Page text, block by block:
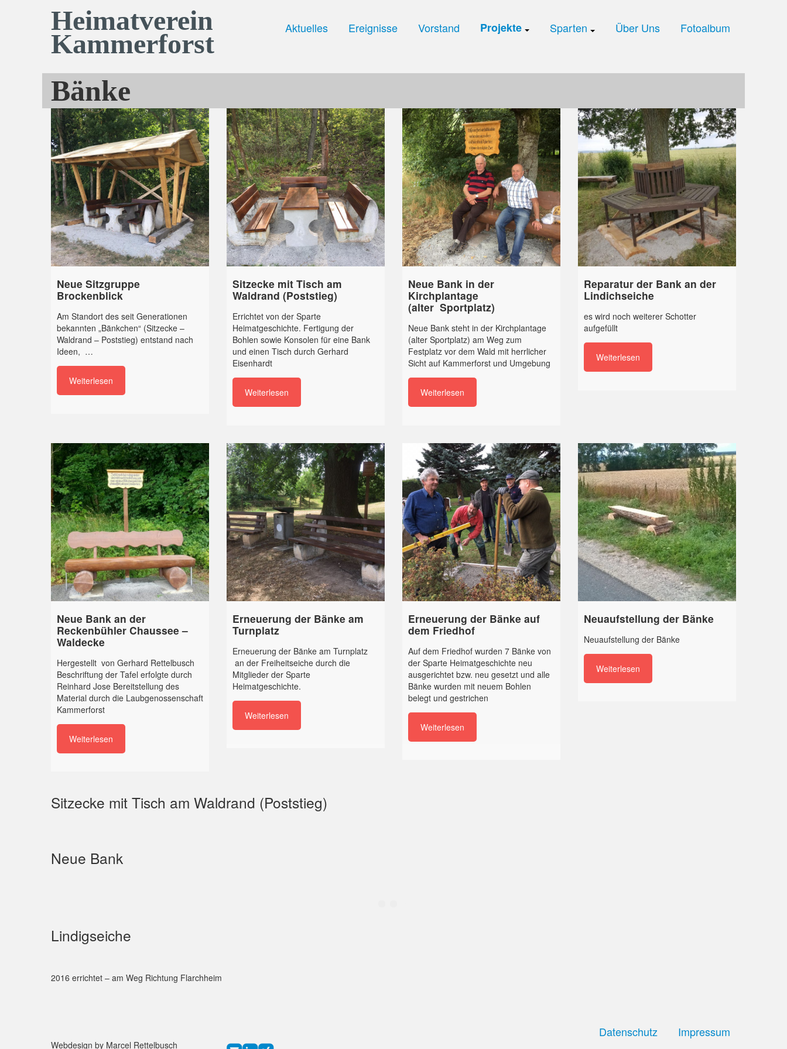
Heimatverein
Kammerforst
Aktuelles Ereignisse Vorstand Projekte Sparten Über Uns Fotoalbum
Bänke
Neue Sitzgruppe
Brockenblick
Am Standort des seit Generationen
bekannten „Bänkchen“ (Sitzecke –
Waldrand – Poststieg) entstand nach
Ideen, …
Weiterlesen
Sitzecke mit Tisch am
Waldrand (Poststieg)
Errichtet von der Sparte
Heimatgeschichte. Fertigung der
Bohlen sowie Konsolen für eine Bank
und einen Tisch durch Gerhard
Eisenhardt
Weiterlesen
Neue Bank in der
Kirchplantage
(alter Sportplatz)
Neue Bank steht in der Kirchplantage
(alter Sportplatz) am Weg zum
Festplatz vor dem Wald mit herrlicher
Sicht auf Kammerforst und Umgebung
Weiterlesen
Reparatur der Bank an der
Lindichseiche
es wird noch weiterer Schotter
aufgefüllt
Weiterlesen
Neue Bank an der
Reckenbühler Chaussee –
Waldecke
Hergestellt von Gerhard Rettelbusch
Beschriftung der Tafel erfolgte durch
Reinhard Jose Bereitstellung des
Material durch die Laubgenossenschaft
Kammerforst
Weiterlesen
Erneuerung der Bänke am
Turnplatz
Erneuerung der Bänke am Turnplatz
an der Freiheitseiche durch die
Mitglieder der Sparte
Heimatgeschichte.
Weiterlesen
Erneuerung der Bänke auf
dem Friedhof
Auf dem Friedhof wurden 7 Bänke von
der Sparte Heimatgeschichte neu
ausgerichtet bzw. neu gesetzt und alle
Bänke wurden mit neuem Bohlen
belegt und gestrichen
Weiterlesen
Neuaufstellung der Bänke
Neuaufstellung der Bänke
Weiterlesen
Sitzecke mit Tisch am Waldrand (Poststieg)
Neue Bank
Lindigseiche
2016 errichtet – am Weg Richtung Flarchheim
Datenschutz Impressum
Webdesign by Marcel Rettelbusch